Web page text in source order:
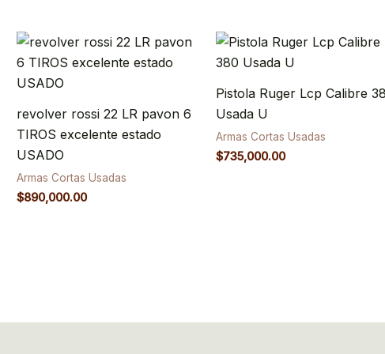
revolver rossi 22 LR pavon 6
TIROS excelente estado
USADO
Armas Cortas Usadas
$890,000.00
Pistola Ruger Lcp Calibre
Usada U
Armas Cortas Usadas
$735,000.00